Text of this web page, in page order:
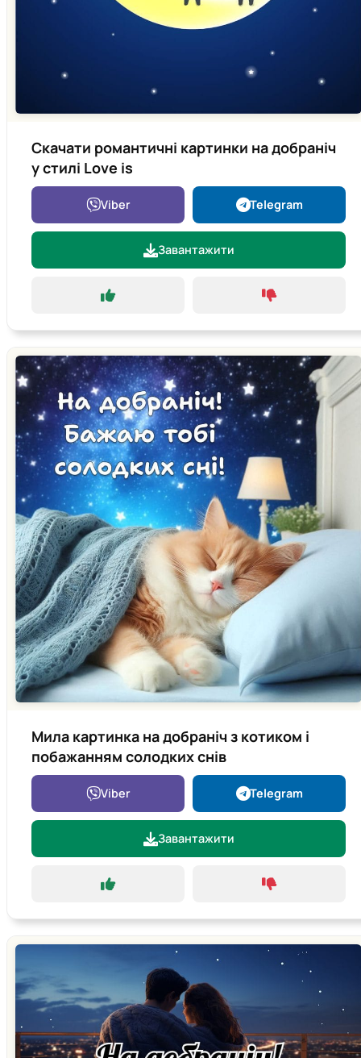
Скачати романтичні картинки на добраніч
у стилі Love is
Viber Telegram
Завантажити
Мила картинка на добраніч з котиком і
побажанням солодких снів
Viber Telegram
Завантажити